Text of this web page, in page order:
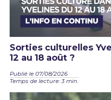
Sorties culturelles
12 au 18 août ?
Publié le 07/08/2026
Temps de lecture: 3 min.